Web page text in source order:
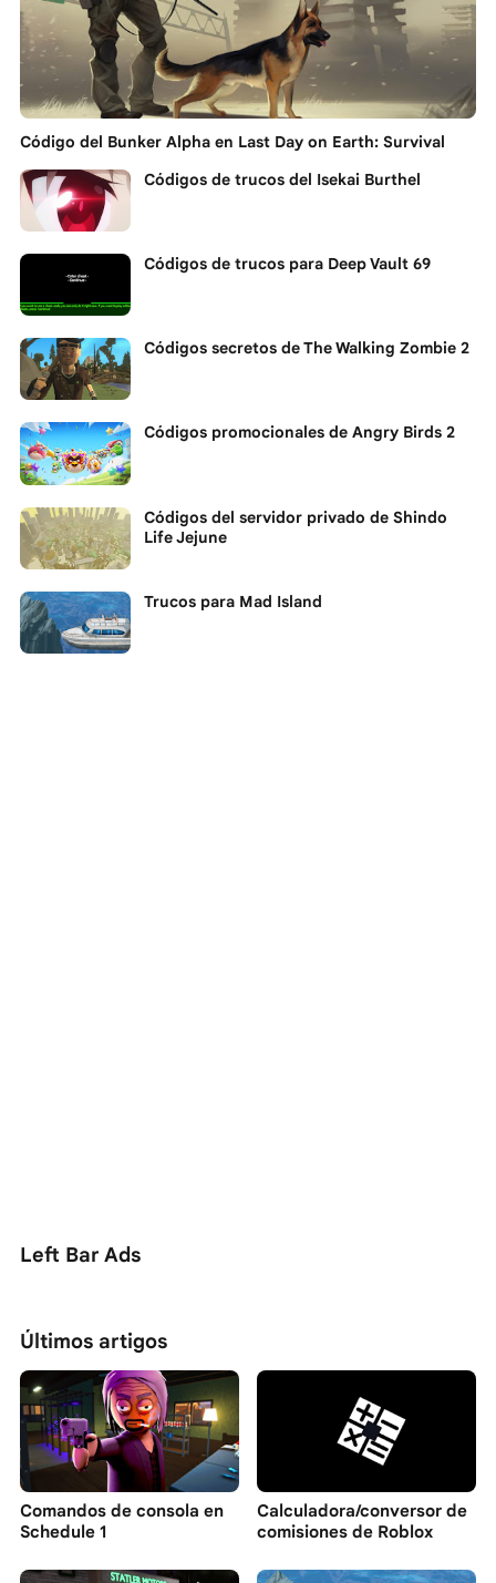
Código del Bunker Alpha en Last Day on Earth: Survival
Códigos de trucos del Isekai Burthel
Códigos de trucos para Deep Vault 69
Códigos secretos de The Walking Zombie 2
Códigos promocionales de Angry Birds 2
Códigos del servidor privado de Shindo
Life Jejune
Trucos para Mad Island
Left Bar Ads
Últimos artigos
Comandos de consola en
Schedule 1
Calculadora/conversor de
comisiones de Roblox